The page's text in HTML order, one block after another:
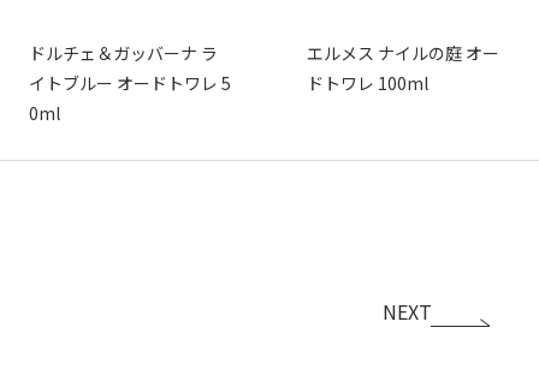
ドルチェ＆ガッバーナ ラ
イトブルー オードトワレ 5
0ml
エルメス ナイルの庭 オー
ドトワレ 100ml
NEXT